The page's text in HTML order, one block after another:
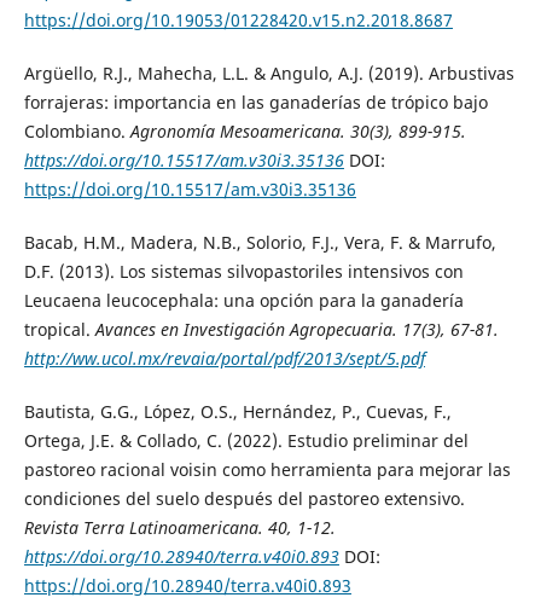
https://doi.org/10.19053/01228420.v15.n2.2018.8687
Argüello, R.J., Mahecha, L.L. & Angulo, A.J. (2019). Arbustivas
forrajeras: importancia en las ganaderías de trópico bajo
Colombiano. Agronomía Mesoamericana. 30(3), 899-915.
https://doi.org/10.15517/am.v30i3.35136DOI:
https://doi.org/10.15517/am.v30i3.35136
Bacab, H.M., Madera, N.B., Solorio, F.J., Vera, F. & Marrufo,
D.F. (2013). Los sistemas silvopastoriles intensivos con
Leucaena leucocephala: una opción para la ganadería
tropical. Avances en Investigación Agropecuaria. 17(3), 67-81.
http://ww.ucol.mx/revaia/portal/pdf/2013/sept/5.pdf
Bautista, G.G., López, O.S., Hernández, P., Cuevas, F.,
Ortega, J.E. & Collado, C. (2022). Estudio preliminar del
pastoreo racional voisin como herramienta para mejorar las
condiciones del suelo después del pastoreo extensivo.
Revista Terra Latinoamericana. 40, 1-12.
https://doi.org/10.28940/terra.v40i0.893DOI:
https://doi.org/10.28940/terra.v40i0.893